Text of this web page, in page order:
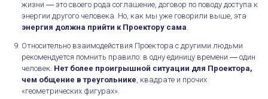
Всё, что нужно знать о себе Проектору
жизни ― это своего рода соглашение, договор по поводу доступа к
энергии другого человека. Но, как мы уже говорили выше, эта
энергия должна прийти к Проектору сама
Относительно взаимодействия Проектора с другими людьми
рекомендуется помнить правило: в одну единицу времени ― один
человек. Нет более проигрышной ситуации для Проектора,
чем общение в треугольнике , квадрате и прочих
«геометрических фигурах».